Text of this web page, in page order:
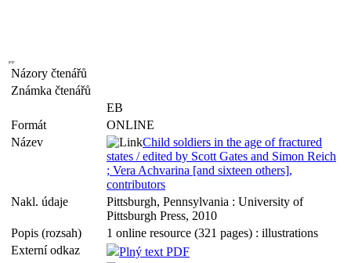
Názory čtenářů
Známka čtenářů
EB
Formát
ONLINE
Název
Child soldiers in the age of fractured
states / edited by Scott Gates and Simon Reich
; Vera Achvarina [and sixteen others],
contributors
Nakl. údaje
Pittsburgh, Pennsylvania : University of
Pittsburgh Press, 2010
Popis (rozsah)
1 online resource (321 pages) : illustrations
Externí odkaz
Plný text PDF